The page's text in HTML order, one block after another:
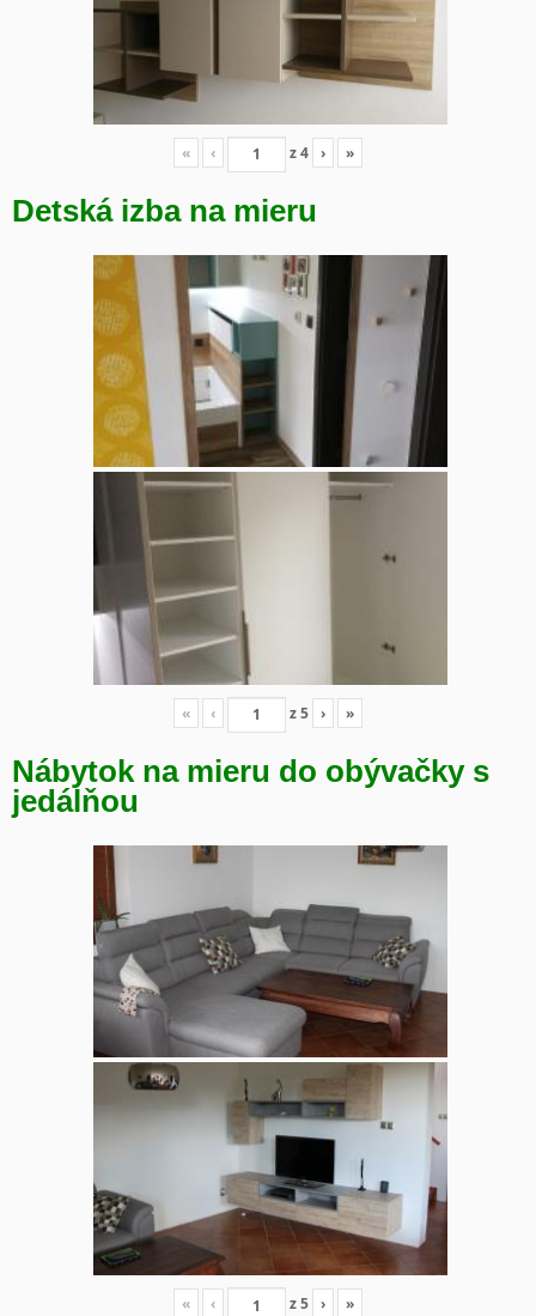
« ‹ z4 › »
Detská izba na mieru
« ‹ z5 › »
Nábytok na mieru do obývačky s
jedálňou
« ‹ z5 › »